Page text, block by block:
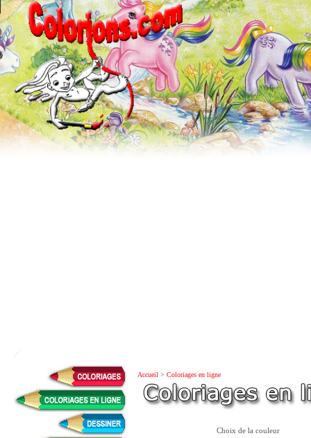
Accueil > Coloriages en ligne
Choix de la couleur